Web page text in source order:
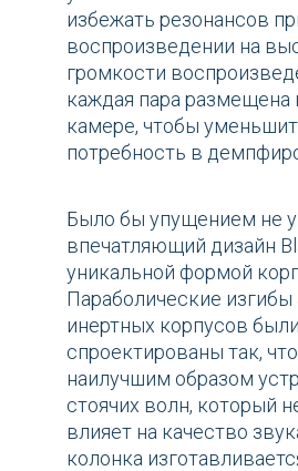
избежать резонансов
воспроизведении на
громкости
каждая пара размещена
камере, чтобы
потребность в
Было бы упущением не
впечатляющий дизайн
уникальной формой
Параболические изгибы
инертных корпусов были
спроектированы так,
наилучшим образом
стоячих волн, который
влияет на качество
колонка